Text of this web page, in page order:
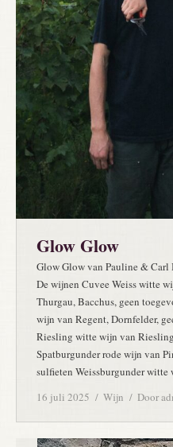
Glow Glow
Glow Glow van Pauline & Carl
De wijnen Cuvee Weiss witte
Thurgau, Bacchus, geen
wijn van Regent, Dornfelder,
Riesling witte wijn van
Spatburgunder rode wijn van
sulfieten Weissburgunder
16 juli 2025
Wijn Door